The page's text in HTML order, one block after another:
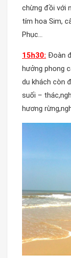
chừng đồi với
tím hoa Sim,
Phục…
15h30: Đoàn
hưởng phong
du khách còn
suối –
hương